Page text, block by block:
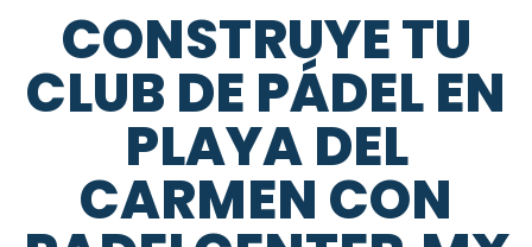
CONSTRUYE TU
CLUB DE PÁDEL EN
PLAYA DEL
CARMEN CON